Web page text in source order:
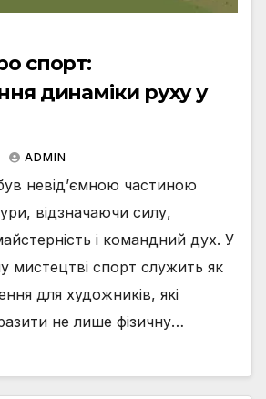
спорт:
динаміки руху у
ADMIN
невід’ємною частиною
відзначаючи силу,
і командний дух. У
мистецтві спорт служить як
для художників, які
не лише фізичну…